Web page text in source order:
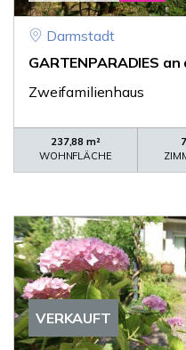
Darmstadt
GARTENPARADIES
Zweifamilienhaus
237,88 m²
WOHNFLÄCHE
7
VERKAUFT